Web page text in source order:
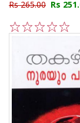
Rs 265.00 Rs